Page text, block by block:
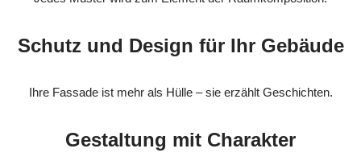
Schutz und Design für Ihr Gebäude
Ihre Fassade ist mehr als Hülle – sie erzählt Geschichten.
Gestaltung mit Charakter